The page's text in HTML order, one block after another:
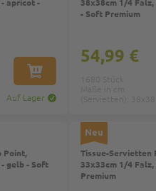
Auf Lager
IN DEN WARENKORB
- Soft Premium
54,99 €
Point,
gelb - Soft
Neu
Tissue-Servietten
33x33cm 1/4
Premium